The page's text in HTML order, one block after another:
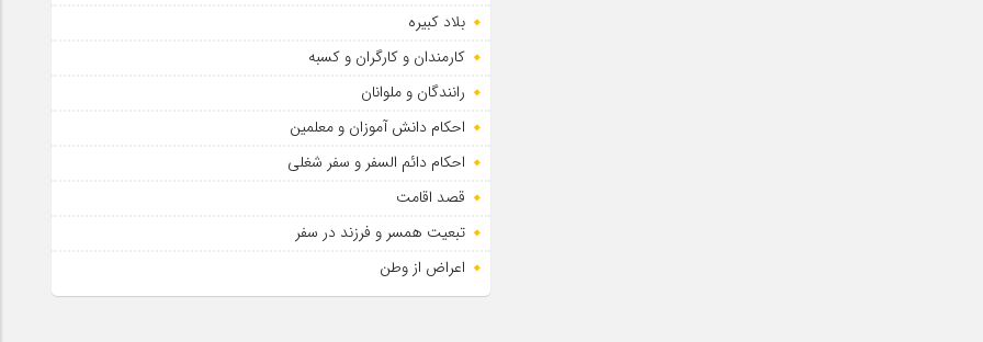
بلاد کبیره
کارمندان و کارگران و کسبه
رانندگان و ملوانان
احکام دانش آموزان و معلمین
احکام دائم السفر و سفر شغلی
قصد اقامت
تبعیت همسر و فرزند در سفر
اعراض از وطن